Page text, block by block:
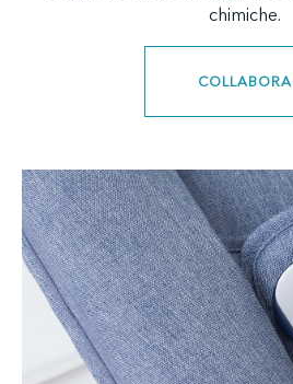
chimiche.
COLLABORA